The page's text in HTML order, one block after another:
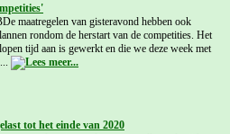
maatregelen van gisteravond hebben ook
rondom de herstart van de competities. Het
tijd aan is gewerkt en die we deze week met
tot het einde van 2020